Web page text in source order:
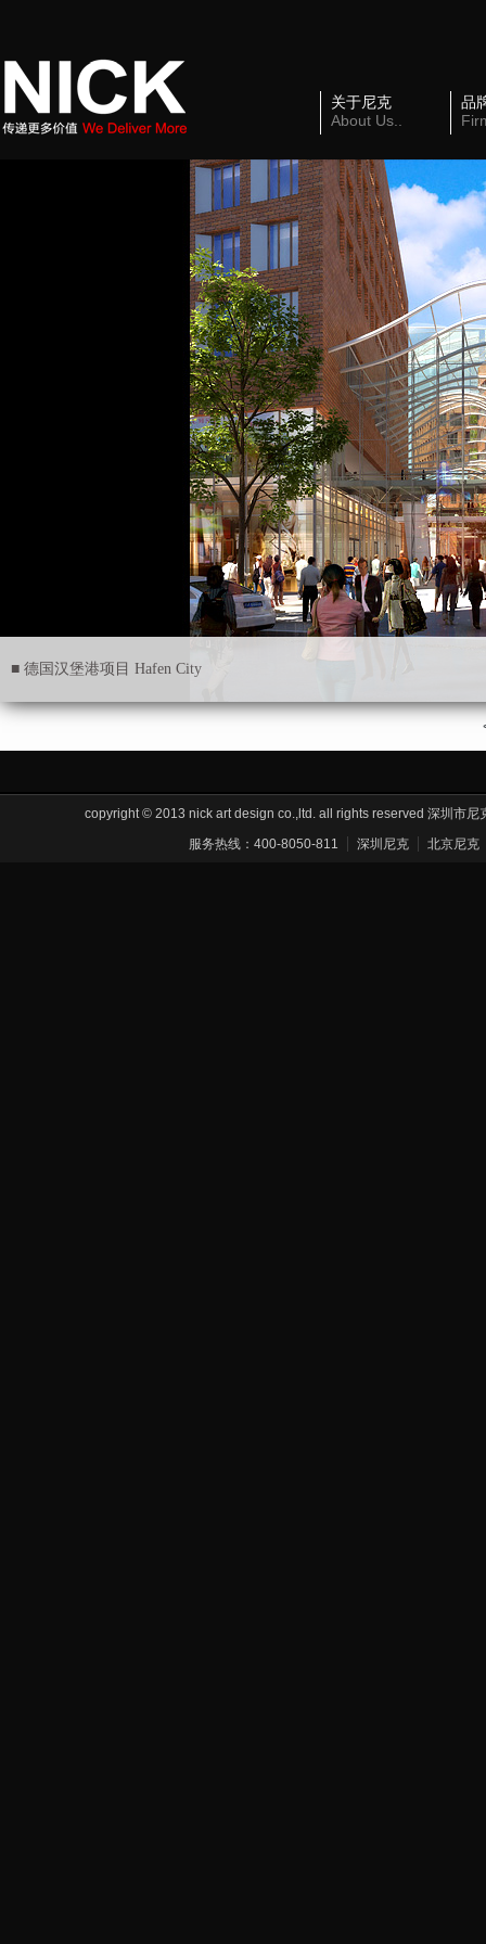
关于尼克
About Us..
品
■ 德国汉堡港项目 Hafen City
copyright © 2013 nick art design co.,ltd. all rights reserved 深圳市尼
服务热线：400-8050-811
深圳尼克 北京尼克